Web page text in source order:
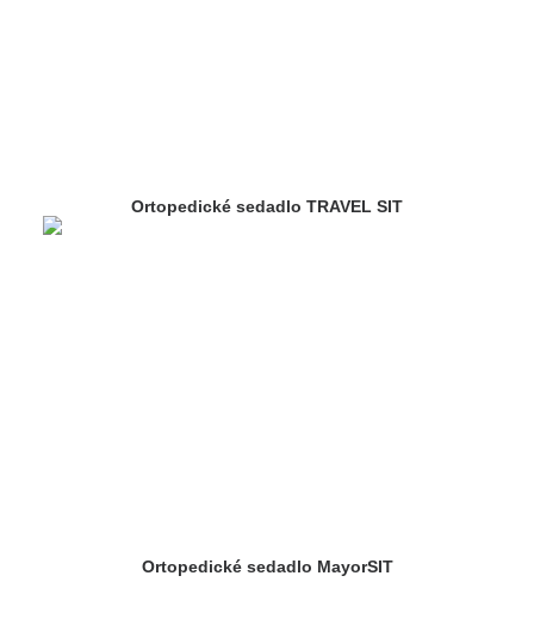
Ortopedické sedadlo TRAVEL SIT
Ortopedické sedadlo MayorSIT